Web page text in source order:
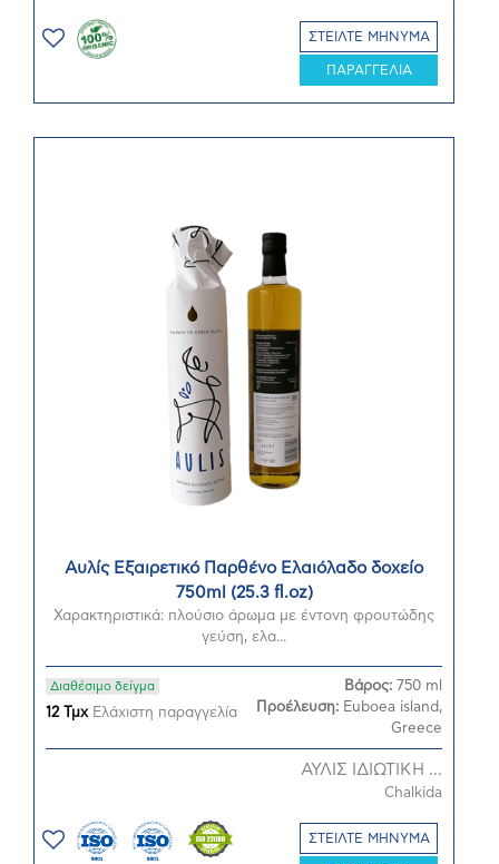
ΣΤΕΙΛΤΕ ΜΗΝΥΜΑ
ΠΑΡΑΓΓΕΛΙΑ
Αυλίς Εξαιρετικό Παρθένο Ελαιόλαδο δοχείο
750ml (25.3 fl.oz)
Χαρακτηριστικά: πλούσιο άρωμα με έντονη φρουτώδης
γεύση, ελα...
Διαθέσιμο δείγμα
12 ΤμχΕλάχιστη παραγγελία
Βάρος: 750 ml
Προέλευση: Euboea island,
Greece
ΑΥΛΙΣ ΙΔΙΩΤΙΚΗ ...
Chalkida
ΣΤΕΙΛΤΕ ΜΗΝΥΜΑ